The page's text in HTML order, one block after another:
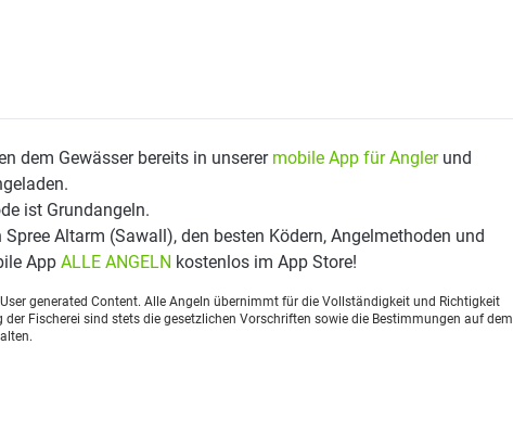
dem Gewässer bereits in unserer mobile App für Anglerund
ist Grundangeln.
Altarm (Sawall), den besten Ködern, Angelmethoden und
App ALLE ANGELN kostenlos im App Store!
generated Content. Alle Angeln übernimmt für die Vollständigkeit und Richtigkeit
der Fischerei sind stets die gesetzlichen Vorschriften sowie die Bestimmungen auf dem